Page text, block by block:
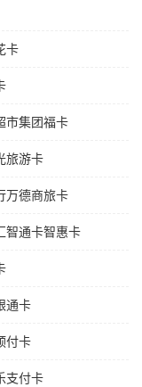
卡
市集团福卡
旅游卡
万德商旅卡
智通卡智惠卡
通卡
付卡
支付卡